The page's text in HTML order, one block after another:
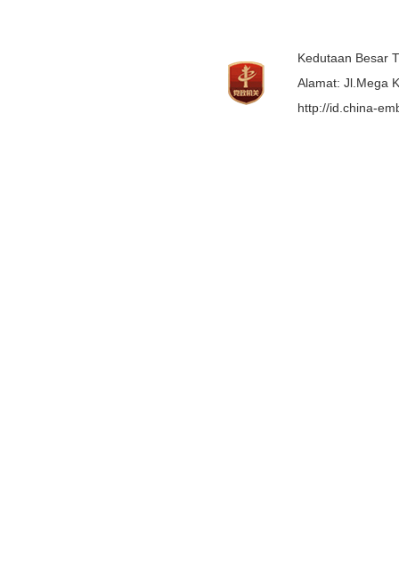
Kedutaan Besar
Alamat: Jl.Mega
http://id.china-